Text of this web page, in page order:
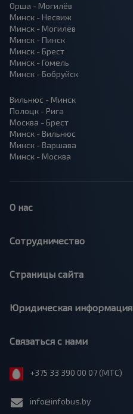
Орша - Могилёв
Минск - Несвиж
Минск - Могилёв
Минск - Пинск
Минск - Брест
Минск - Гомель
Минск - Бобруйск
Вильнюс - Минск
Полоцк - Рига
Москва - Брест
Минск - Вильнюс
Минск - Варшава
Минск - Москва
О нас
Сотрудничество
Страницы сайта
Юридическая информация
Связаться с нами
+375 33 390 00 07 (МТС)
info@infobus.by